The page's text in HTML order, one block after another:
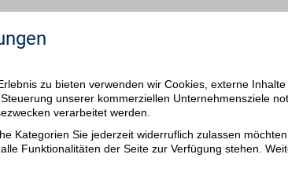
zu bieten verwenden wir Cookies, externe
unserer kommerziellen Unternehmensziele
verarbeitet werden.
Kategorien Sie jederzeit widerruflich zulassen
Funktionalitäten der Seite zur Verfügung stehen.